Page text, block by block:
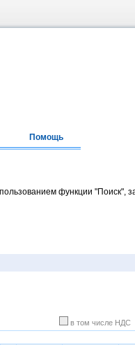
Помощь
функции "Поиск",
в том числе